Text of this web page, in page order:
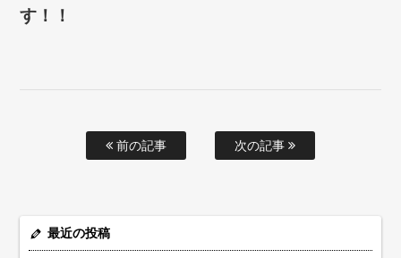
す！！
前の記事 次の記事
最近の投稿